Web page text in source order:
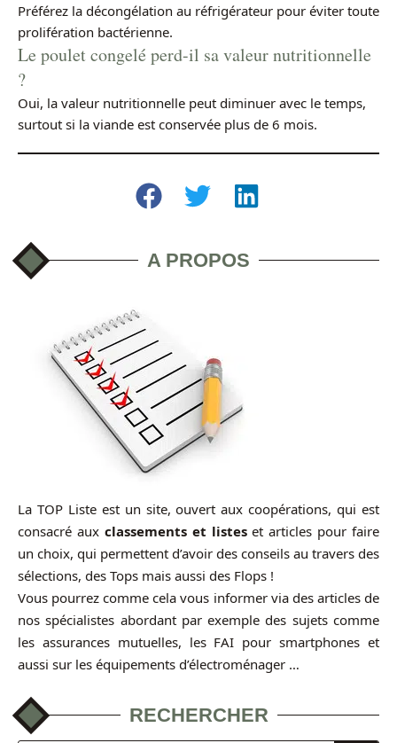
Préférez la décongélation au réfrigérateur pour éviter toute
prolifération bactérienne.
Le poulet congelé perd-il sa valeur nutritionnelle
?
Oui, la valeur nutritionnelle peut diminuer avec le temps,
surtout si la viande est conservée plus de 6 mois.
A PROPOS
La TOP Liste est un site, ouvert aux coopérations, qui est
consacré aux classements et listeset articles pour faire
un choix, qui permettent d’avoir des conseils au travers des
sélections, des Tops mais aussi des Flops !
Vous pourrez comme cela vous informer via des articles de
nos spécialistes abordant par exemple des sujets comme
les assurances mutuelles, les FAI pour smartphones et
aussi sur les équipements d’électroménager …
RECHERCHER